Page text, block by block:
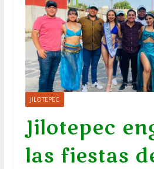
JILOTEPEC
Jilotepec
las fiestas